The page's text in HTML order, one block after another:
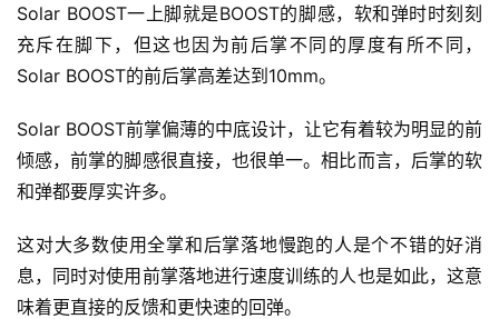
Solar BOOST一上脚就是BOOST的脚感，软和弹时时刻刻
充斥在脚下，但这也因为前后掌不同的厚度有所不同，
Solar BOOST的前后掌高差达到10mm。
Solar BOOST前掌偏薄的中底设计，让它有着较为明显的前
倾感，前掌的脚感很直接，也很单一。相比而言，后掌的软
和弹都要厚实许多。
这对大多数使用全掌和后掌落地慢跑的人是个不错的好消
息，同时对使用前掌落地进行速度训练的人也是如此，这意
味着更直接的反馈和更快速的回弹。